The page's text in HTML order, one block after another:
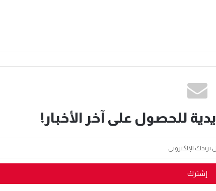
للحصول على آخر الأخبار!